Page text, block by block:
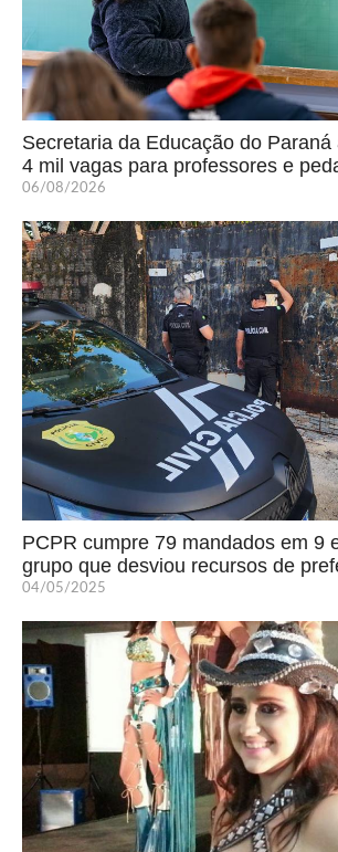
Secretaria da Educação do Paraná
4 mil vagas para professores e
06/08/2026
PCPR cumpre 79 mandados em 9
grupo que desviou recursos de
04/05/2025